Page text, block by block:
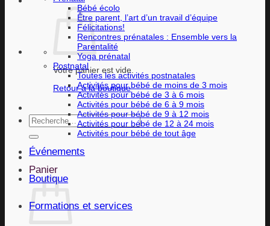
Votre panier est vide.
Retour à la boutique
Recherche
pour :
Panier
Bébé écolo
Être parent, l’art d’un travail d’équipe
Félicitations!
Rencontres prénatales : Ensemble vers la
Parentalité
Yoga prénatal
Postnatal
Toutes les activités postnatales
Activités pour bébé de moins de 3 mois
Activités pour bébé de 3 à 6 mois
Activités pour bébé de 6 à 9 mois
Activités pour bébé de 9 à 12 mois
Activités pour bébé de 12 à 24 mois
Activités pour bébé de tout âge
Événements
Boutique
Formations et services